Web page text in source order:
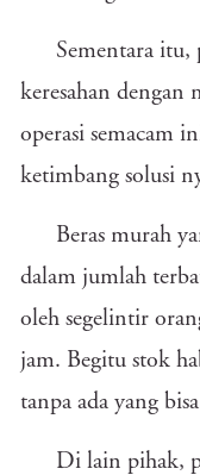
Sementara itu,
keresahan dengan
operasi semacam
ketimbang solusi
Beras murah
dalam jumlah
oleh segelintir
jam. Begitu stok
tanpa ada yang
Di lain pihak,